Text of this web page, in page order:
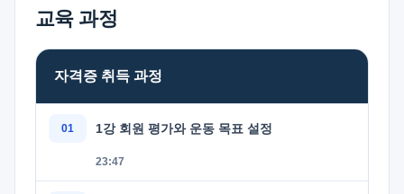
교육 과정
자격증 취득 과정
1강 회원 평가와 운동 목표 설정
23:47